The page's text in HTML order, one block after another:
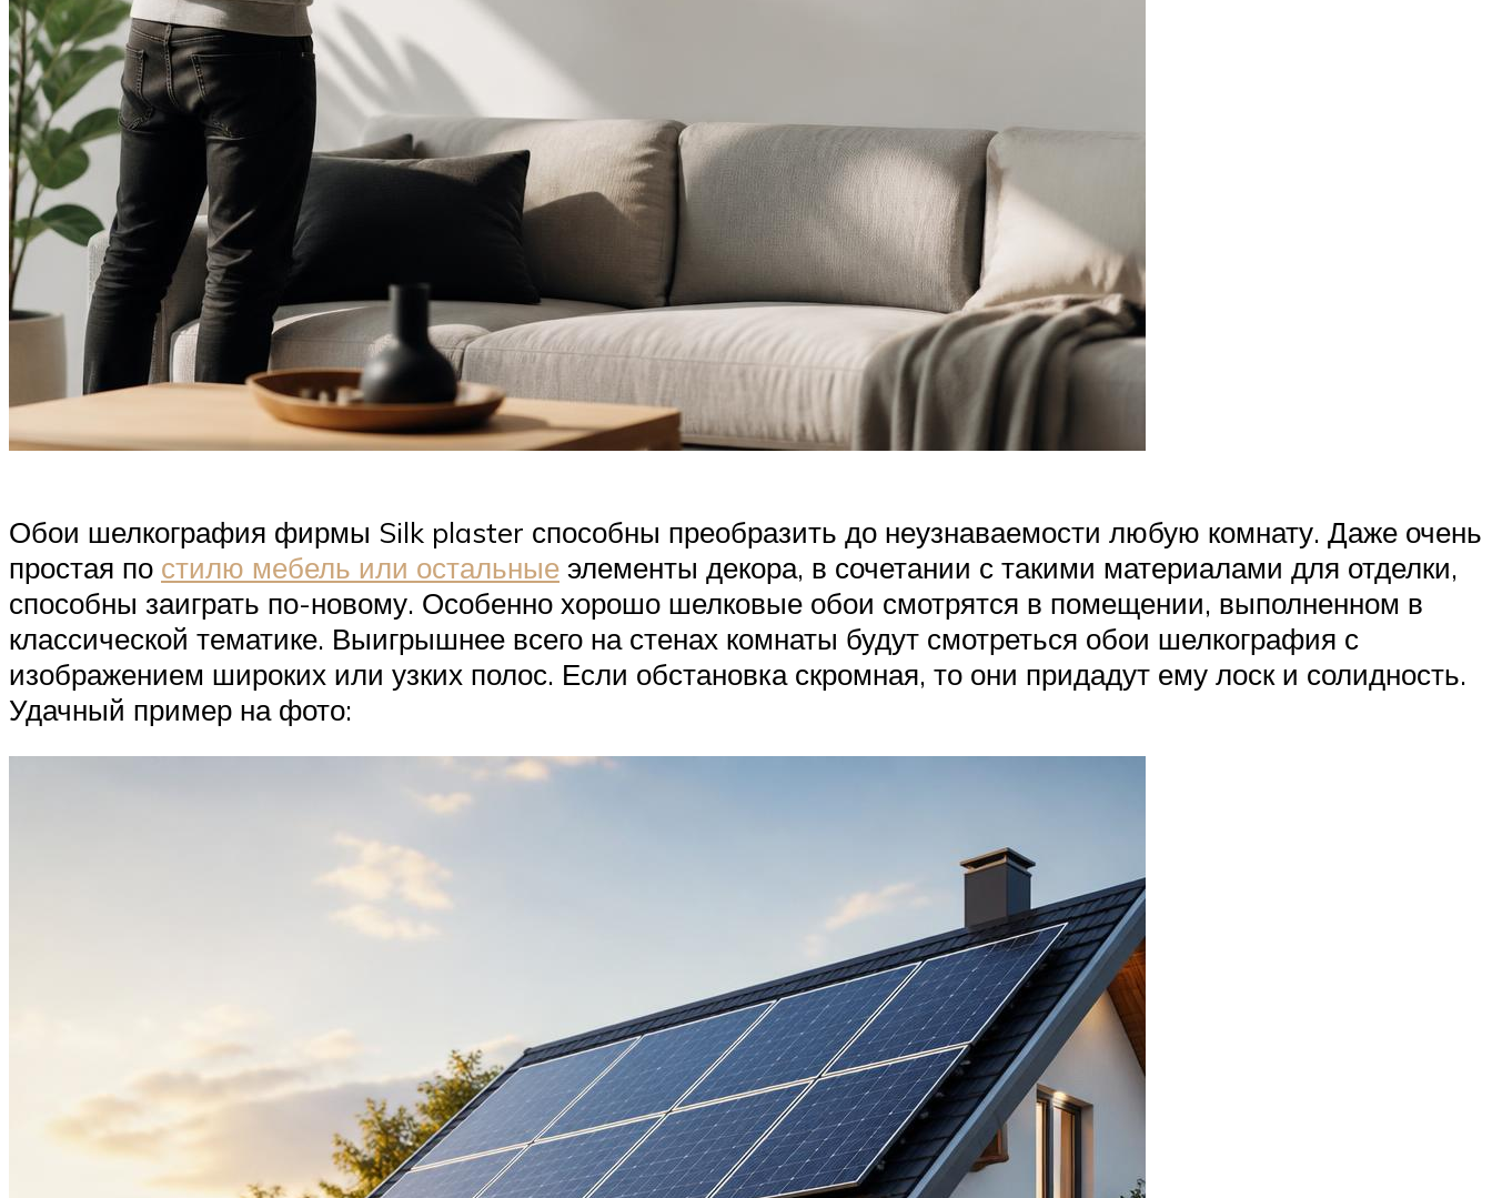
Обои шелкография фирмы Silk plaster способны преобразить до неузнаваемости любую комнату. Даже очень
простая по стилю мебель или остальные элементы декора, в сочетании с такими материалами для отделки,
способны заиграть по-новому. Особенно хорошо шелковые обои смотрятся в помещении, выполненном в
классической тематике. Выигрышнее всего на стенах комнаты будут смотреться обои шелкография с
изображением широких или узких полос. Если обстановка скромная, то они придадут ему лоск и солидность.
Удачный пример на фото: